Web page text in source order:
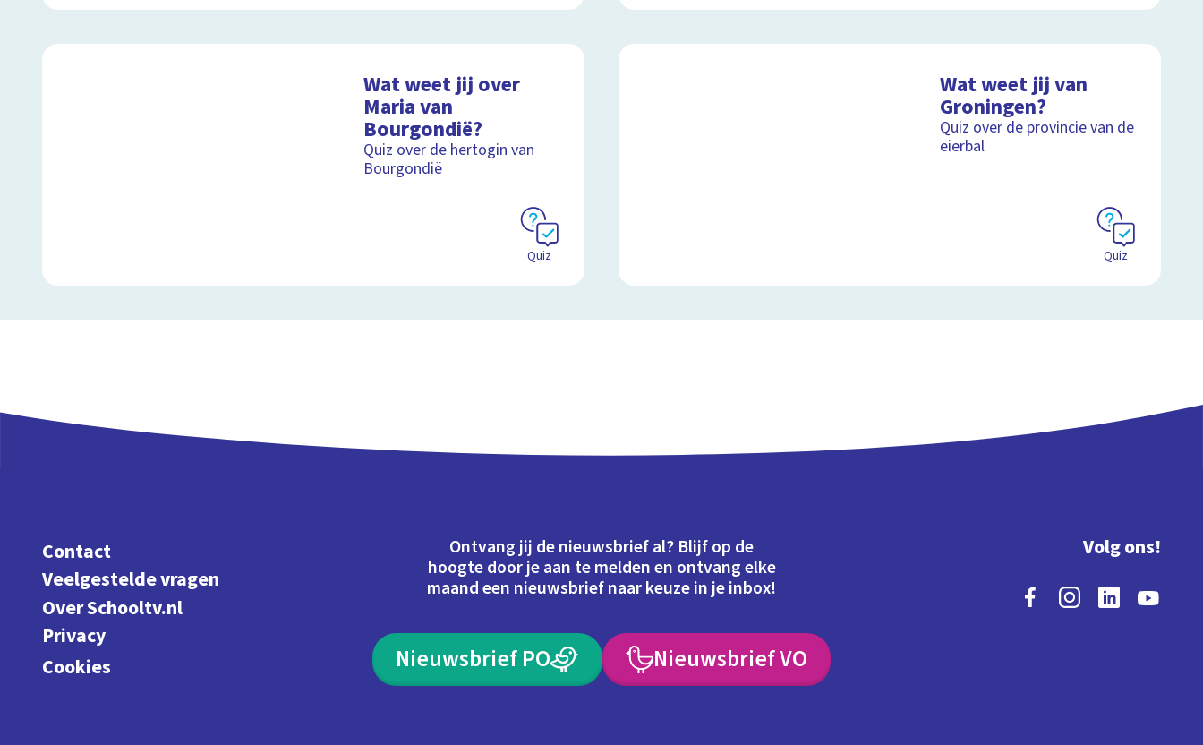
Wat weet jij over
Maria van
Bourgondië?
Quiz over de hertogin van
Bourgondië
Quiz
Wat weet jij van
Groningen?
Quiz over de provincie van de
eierbal
Quiz
Contact
Veelgestelde vragen
Over Schooltv.nl
Privacy
Cookies
Ontvang jij de nieuwsbrief al? Blijf op de
hoogte door je aan te melden en ontvang elke
maand een nieuwsbrief naar keuze in je inbox!
Nieuwsbrief PO Nieuwsbrief VO
Volg ons!